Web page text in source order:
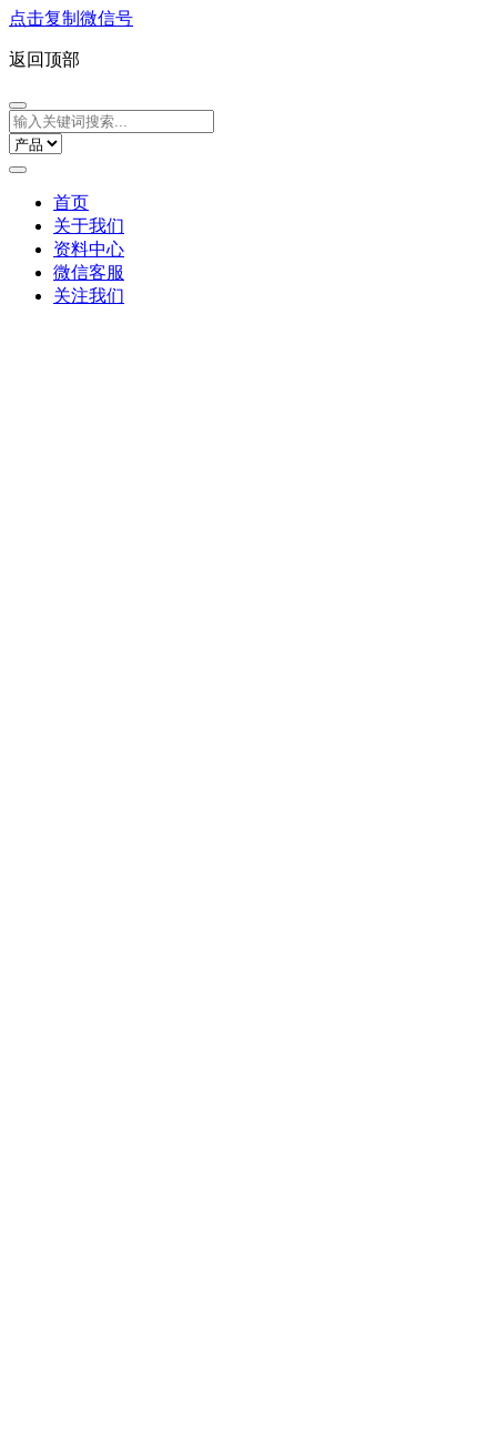
点击复制微信号
返回顶部
首页
关于我们
资料中心
微信客服
关注我们